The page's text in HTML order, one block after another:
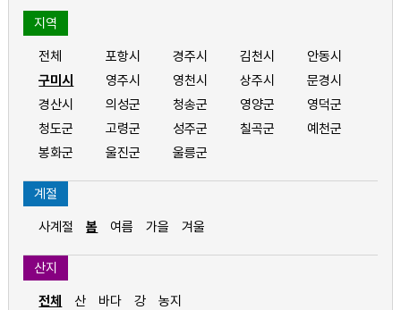
지역
전체 포항시 경주시 김천시
안동시
구미시
영주시 영천시 상주시
문경시
경산시
의성군 청송군 영양군
영덕군
청도군
고령군 성주군 칠곡군
예천군
봉화군
울진군 울릉군
계절
사계절 봄 여름 가을 겨울
산지
전체 산 바다 강 농지